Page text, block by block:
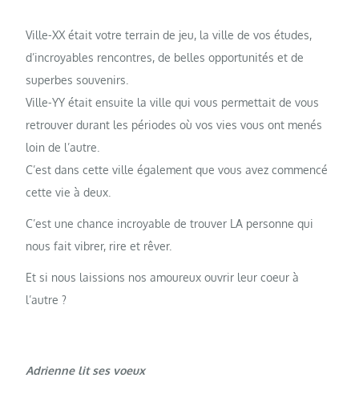
Ville-XX était votre terrain de jeu, la ville de vos études,
d’incroyables rencontres, de belles opportunités et de
superbes souvenirs.
Ville-YY était ensuite la ville qui vous permettait de vous
retrouver durant les périodes où vos vies vous ont menés
loin de l’autre.
C’est dans cette ville également que vous avez commencé
cette vie à deux.
C’est une chance incroyable de trouver LA personne qui
nous fait vibrer, rire et rêver.
Et si nous laissions nos amoureux ouvrir leur coeur à
l’autre ?
Adrienne lit ses voeux